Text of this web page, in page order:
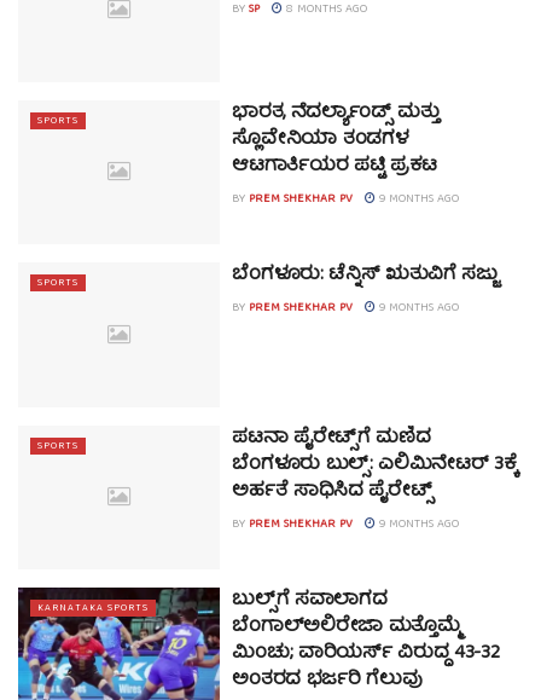
BYSP 8 MONTHS AGO
SPORTS ಭಾರತ, ನೆದರ್ಲ್ಯಾಂಡ್ಸ್ ಮತ್ತು
ಸ್ಲೊವೇನಿಯಾ ತಂಡಗಳ
ಆಟಗಾರ್ತಿಯರ ಪಟ್ಟಿ ಪ್ರಕಟ
BY PREM SHEKHAR PV 9 MONTHS AGO
SPORTS ಬೆಂಗಳೂರು: ಟೆನ್ನಿಸ್ ಋತುವಿಗೆ ಸಜ್ಜು
BY PREM SHEKHAR PV 9 MONTHS AGO
SPORTS ಪಟನಾ ಪೈರೇಟ್ಸ್‌ಗೆ ಮಣಿದ
ಬೆಂಗಳೂರು ಬುಲ್ಸ್: ಎಲಿಮಿನೇಟರ್ 3ಕ್ಕೆ
ಅರ್ಹತೆ ಸಾಧಿಸಿದ ಪೈರೇಟ್ಸ್
BY PREM SHEKHAR PV 9 MONTHS AGO
KARNATAKA SPORTS ಬುಲ್ಸ್‌ಗೆ ಸವಾಲಾಗದ
ಬೆಂಗಾಲ್‌ಅಲಿರೇಜಾ ಮತ್ತೊಮ್ಮೆ
ಮಿಂಚು; ವಾರಿಯರ್ಸ್‌ ವಿರುದ್ಧ 43-32
ಅಂತರದ ಭರ್ಜರಿ ಗೆಲುವು